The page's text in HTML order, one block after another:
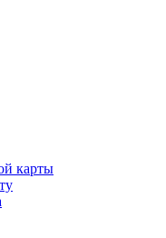
карты